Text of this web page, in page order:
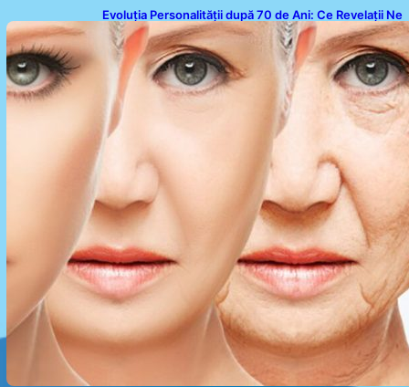
Evoluția Personalității după 70 de Ani: Ce Revelații Ne
Oferă Studiile Psihologice